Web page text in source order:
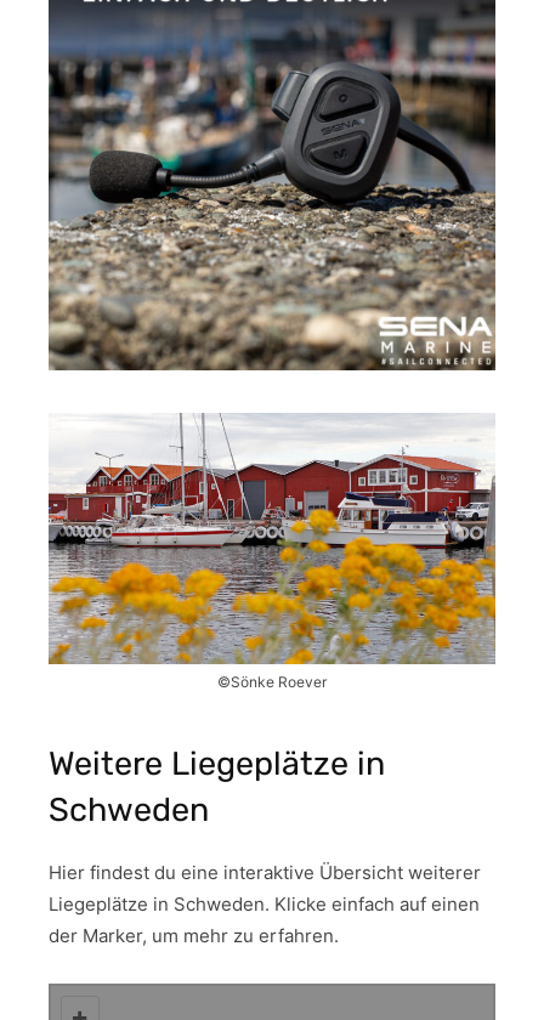
©Sönke Roever
Weitere Liegeplätze in
Schweden
Hier findest du eine interaktive Übersicht weiterer
Liegeplätze in Schweden. Klicke einfach auf einen
der Marker, um mehr zu erfahren.